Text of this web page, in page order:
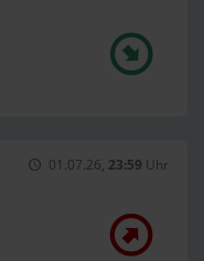
01.07.26, 23:59 Uhr